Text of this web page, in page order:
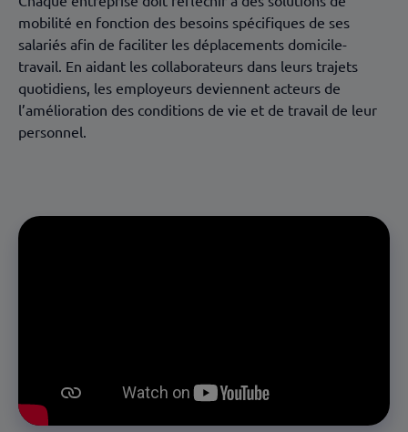
mobilité en fonction des besoins spécifiques de ses
salariés afin de faciliter les déplacements domicile-
travail. En aidant les collaborateurs dans leurs trajets
quotidiens, les employeurs deviennent acteurs de
l’amélioration des conditions de vie et de travail de leur
personnel.